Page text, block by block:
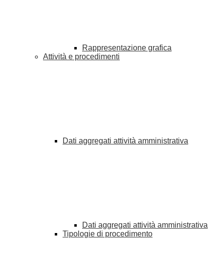
Rappresentazione grafica
Attività e procedimenti
Dati aggregati attività amministrativa
Dati aggregati attività amministrativa
Tipologie di procedimento